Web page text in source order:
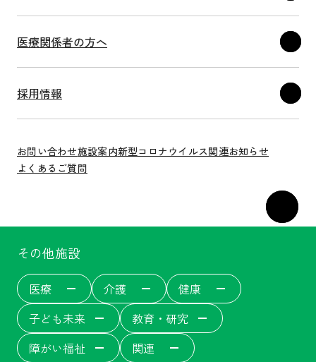
お問い合わせ施設案内新型コロナウイルス関連お知らせ
よくあるご質問
医療関係者の方へ
採用情報
その他施設
医療 介護
健康
子ども未来
教育・研究
障がい福祉
関連